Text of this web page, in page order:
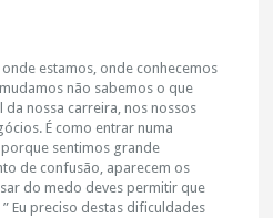
estamos, onde conhecemos
não sabemos o que
da nossa carreira, nos nossos
É como entrar numa
sentimos grande
de confusão, aparecem os
do medo deves permitir que
Eu preciso destas dificuldades